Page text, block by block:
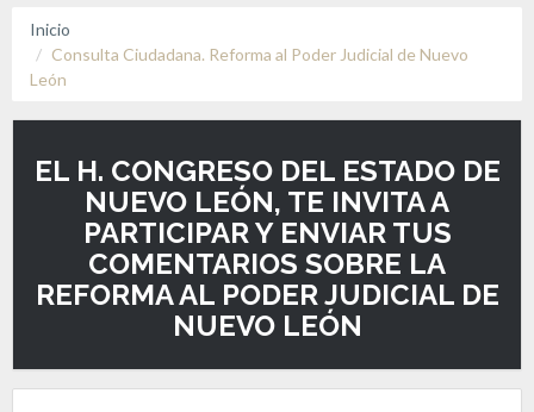
Inicio
Consulta Ciudadana. Reforma al Poder Judicial de Nuevo
León
EL H. CONGRESO DEL ESTADO DE
NUEVO LEÓN, TE INVITA A
PARTICIPAR Y ENVIAR TUS
COMENTARIOS SOBRE LA
REFORMA AL PODER JUDICIAL DE
NUEVO LEÓN